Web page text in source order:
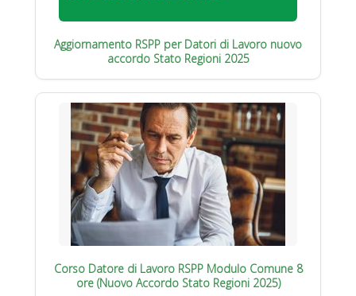
Aggiornamento RSPP per Datori di Lavoro nuovo
accordo Stato Regioni 2025
Corso Datore di Lavoro RSPP Modulo Comune 8
ore (Nuovo Accordo Stato Regioni 2025)